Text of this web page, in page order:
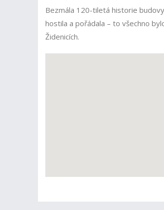
Bezmála 120-tiletá historie
hostila a pořádala – to všechno
Židenicích.